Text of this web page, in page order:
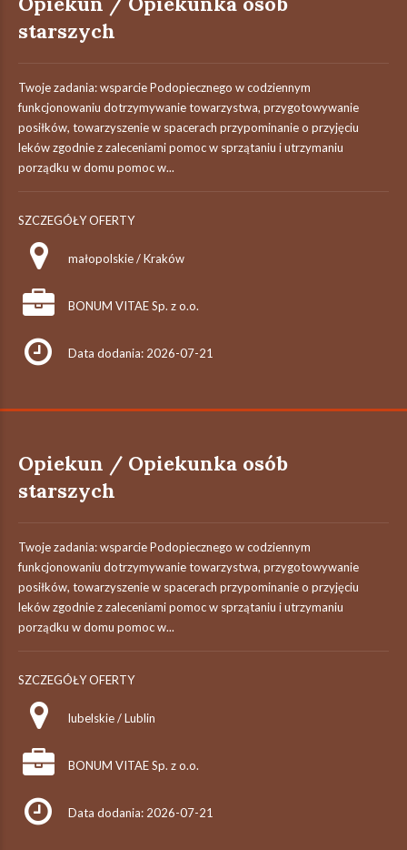
starszych
Twoje zadania: wsparcie Podopiecznego w codziennym
funkcjonowaniu dotrzymywanie towarzystwa, przygotowywanie
posiłków, towarzyszenie w spacerach przypominanie o przyjęciu
leków zgodnie z zaleceniami pomoc w sprzątaniu i utrzymaniu
porządku w domu pomoc w...
SZCZEGÓŁY OFERTY
małopolskie / Kraków
BONUM VITAE Sp. z o.o.
Data dodania: 2026-07-21
Opiekun / Opiekunka osób
starszych
Twoje zadania: wsparcie Podopiecznego w codziennym
funkcjonowaniu dotrzymywanie towarzystwa, przygotowywanie
posiłków, towarzyszenie w spacerach przypominanie o przyjęciu
leków zgodnie z zaleceniami pomoc w sprzątaniu i utrzymaniu
porządku w domu pomoc w...
SZCZEGÓŁY OFERTY
lubelskie / Lublin
BONUM VITAE Sp. z o.o.
Data dodania: 2026-07-21